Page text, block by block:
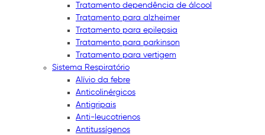
Tratamento dependência de álcool
Tratamento para alzheimer
Tratamento para epilepsia
Tratamento para parkinson
Tratamento para vertigem
Sistema Respiratório
Alívio da febre
Anticolinérgicos
Antigripais
Anti-leucotrienos
Antitussígenos